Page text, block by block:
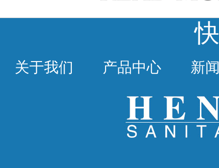
关于我们 产品中心 新